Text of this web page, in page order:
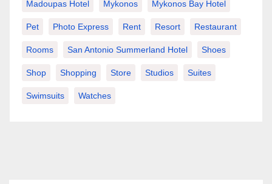
Madoupas Hotel Mykonos Mykonos Bay Hotel
Pet Photo Express Rent Resort Restaurant
Rooms San Antonio Summerland Hotel Shoes
Shop Shopping Store Studios Suites
Swimsuits Watches